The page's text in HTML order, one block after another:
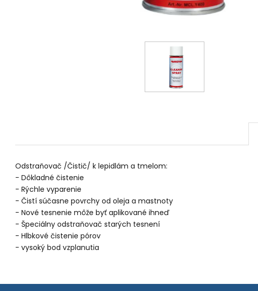
Odstraňovač /Čistič/ k lepidlám a tmelom:
- Dôkladné čistenie
- Rýchle vyparenie
- Čistí súčasne povrchy od oleja a mastnoty
- Nové tesnenie môže byť aplikované ihneď
- Špeciálny odstraňovač starých tesnení
- Hlbkové čistenie pórov
- vysoký bod vzplanutia